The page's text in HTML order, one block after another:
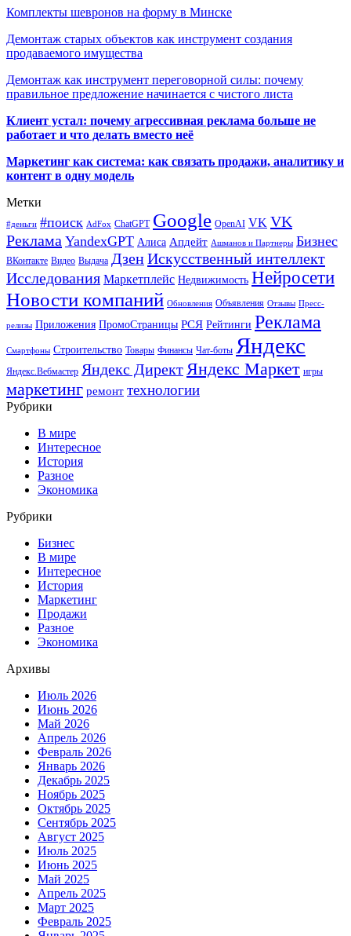
Комплекты шевронов на форму в Минске
Демонтаж старых объектов как инструмент создания
продаваемого имущества
Демонтаж как инструмент переговорной силы: почему
правильное предложение начинается с чистого листа
Клиент устал: почему агрессивная реклама больше не
работает и что делать вместо неё
Маркетинг как система: как связать продажи, аналитику и
контент в одну модель
Метки
#деньги #поиск AdFox ChatGPT Google OpenAI VK VK
Реклама YandexGPT Алиса Апдейт Ашманов и Партнеры Бизнес
ВКонтакте Видео Выдача ДзенИскусственный интеллект
Исследования Маркетплейс Недвижимость Нейросети
Новости компаний Обновления Объявления Отзывы Пресс-
релизы Приложения ПромоСтраницы РСЯ Рейтинги Реклама
Смартфоны Строительство Товары Финансы Чат-боты Яндекс
Яндекс.Вебмастер Яндекс Директ Яндекс Маркет игры
маркетинг ремонт технологии
Рубрики
В мире
Интересное
История
Разное
Экономика
Рубрики
Бизнес
В мире
Интересное
История
Маркетинг
Продажи
Разное
Экономика
Архивы
Июль 2026
Июнь 2026
Май 2026
Апрель 2026
Февраль 2026
Январь 2026
Декабрь 2025
Ноябрь 2025
Октябрь 2025
Сентябрь 2025
Август 2025
Июль 2025
Июнь 2025
Май 2025
Апрель 2025
Март 2025
Февраль 2025